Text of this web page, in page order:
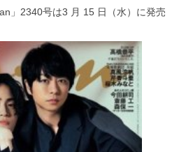
」2340号は3 月 15 日（水）に発売